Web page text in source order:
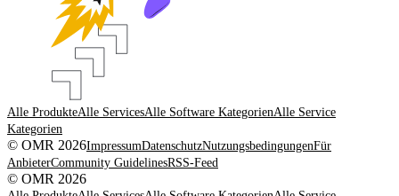
Alle ProdukteAlle ServicesAlle Software KategorienAlle Service
Kategorien
© OMR 2026ImpressumDatenschutzNutzungsbedingungenFür
AnbieterCommunity GuidelinesRSS-Feed
© OMR 2026